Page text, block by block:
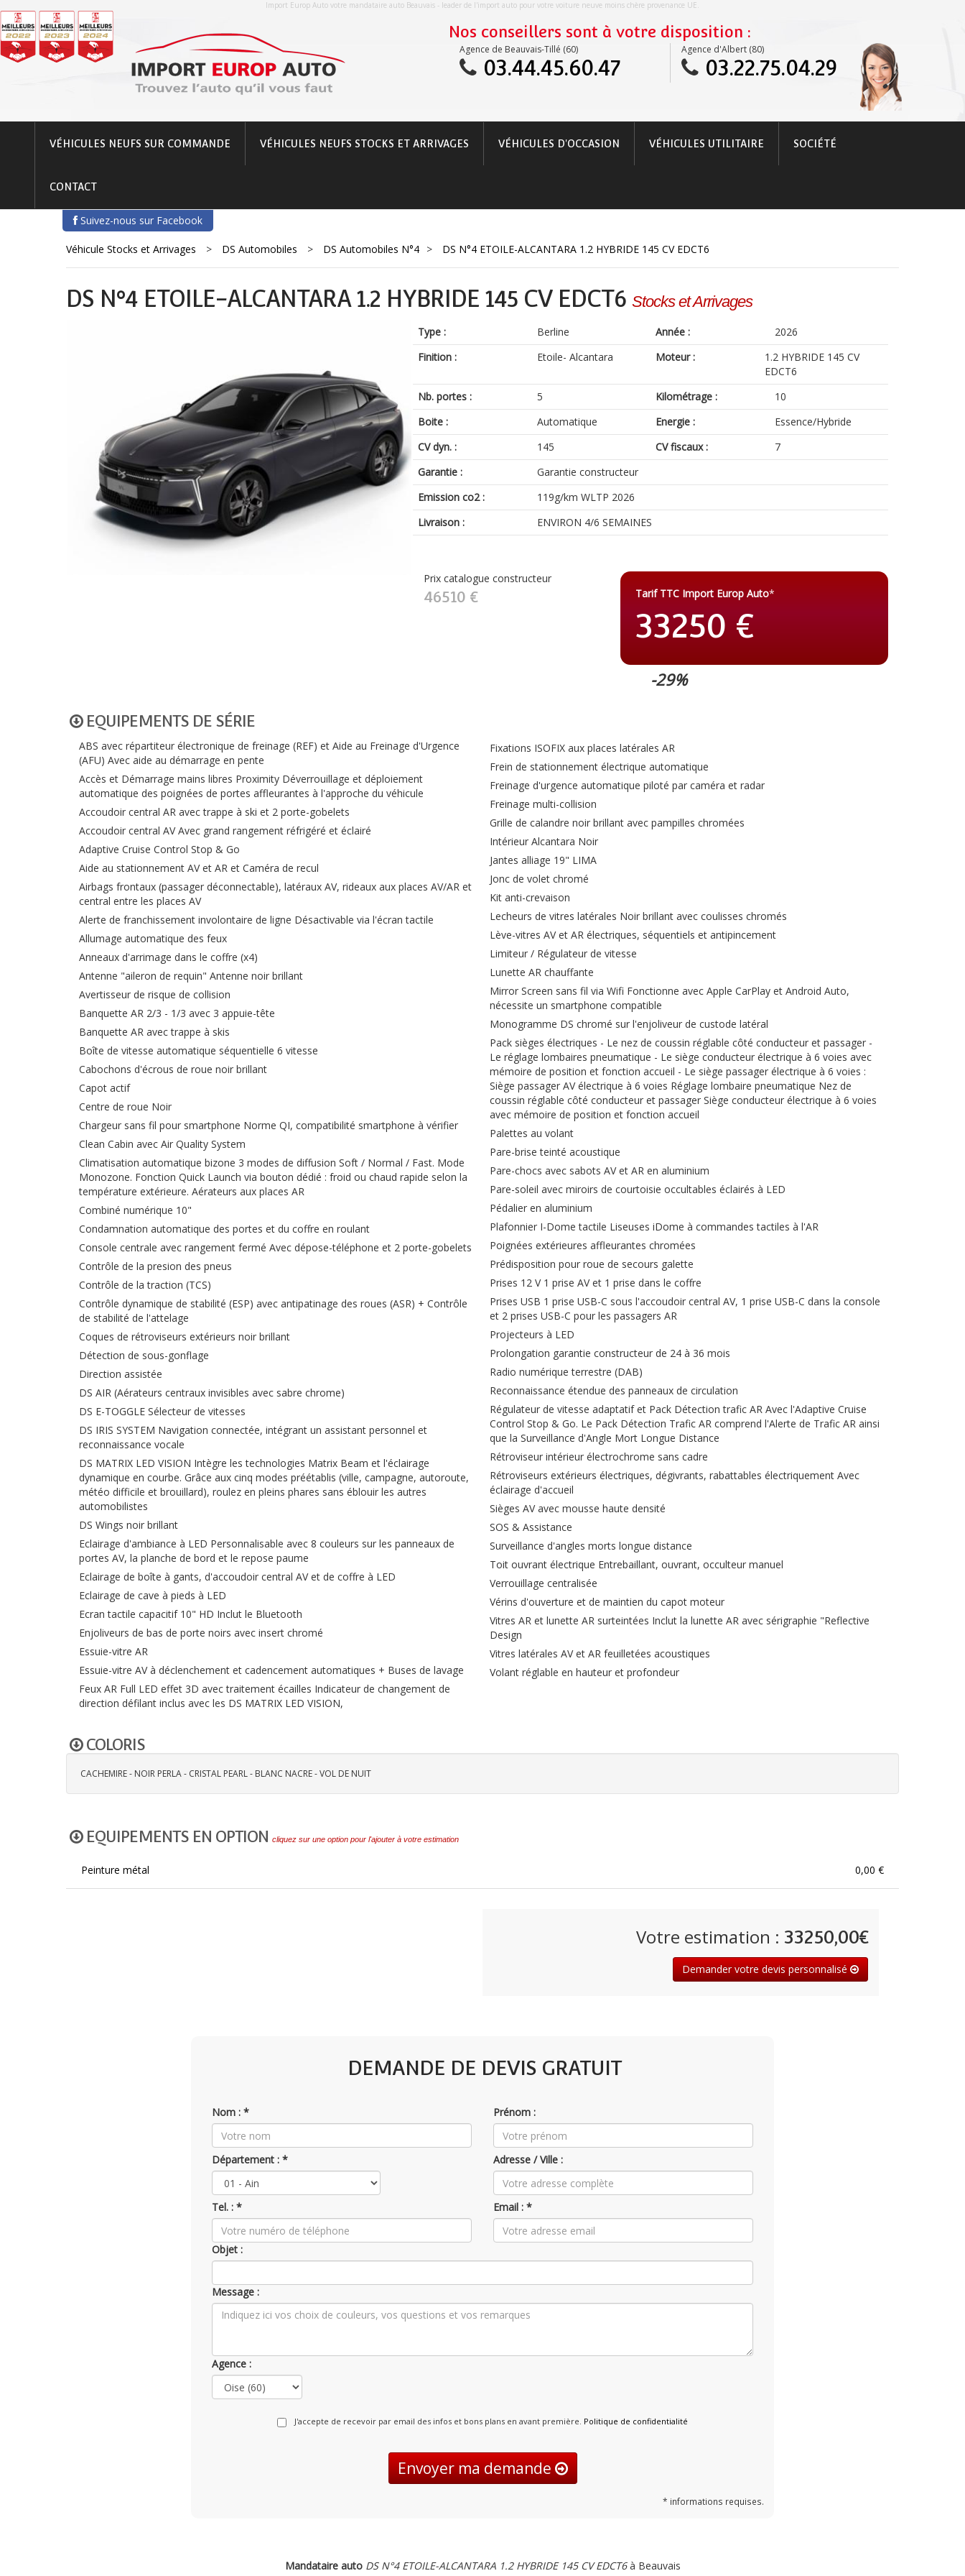
Import Europ Auto votre mandataire auto Beauvais - leader de l'import auto pour votre voiture neuve moins chère provenance UE.
Nos conseillers sont à votre disposition :
Agence de Beauvais-Tillé (60)
03.44.45.60.47
Agence d'Albert (80)
03.22.75.04.29
VÉHICULES NEUFS SUR COMMANDE VÉHICULES NEUFS STOCKS ET ARRIVAGES VÉHICULES D'OCCASION VÉHICULES UTILITAIRE SOCIÉTÉ
CONTACT
Suivez-nous sur Facebook
Véhicule Stocks et Arrivages > DS Automobiles > DS Automobiles N°4 > DS N°4 ETOILE-ALCANTARA 1.2 HYBRIDE 145 CV EDCT6
DS N°4 ETOILE-ALCANTARA 1.2 HYBRIDE 145 CV EDCT6 Stocks et Arrivages
Type : Berline Année :
2026
Finition :
Etoile- Alcantara Moteur :
1.2 HYBRIDE 145 CV
EDCT6
Nb. portes :
5 Kilométrage :
10
Boite :
Automatique Energie :
Essence/Hybride
CV dyn. :
145 CV fiscaux :
7
Garantie :
Garantie constructeur
Emission co2 :
119g/km WLTP 2026
Livraison :
ENVIRON 4/6 SEMAINES
Prix catalogue constructeur
46510 € Tarif TTC Import Europ Auto*
33250 €
-29%
EQUIPEMENTS DE SÉRIE
ABS avec répartiteur électronique de freinage (REF) et Aide au Freinage d'Urgence
(AFU) Avec aide au démarrage en pente
Accès et Démarrage mains libres Proximity Déverrouillage et déploiement
automatique des poignées de portes affleurantes à l'approche du véhicule
Accoudoir central AR avec trappe à ski et 2 porte-gobelets
Accoudoir central AV Avec grand rangement réfrigéré et éclairé
Adaptive Cruise Control Stop & Go
Aide au stationnement AV et AR et Caméra de recul
Airbags frontaux (passager déconnectable), latéraux AV, rideaux aux places AV/AR et
central entre les places AV
Alerte de franchissement involontaire de ligne Désactivable via l'écran tactile
Allumage automatique des feux
Anneaux d'arrimage dans le coffre (x4)
Antenne "aileron de requin" Antenne noir brillant
Avertisseur de risque de collision
Banquette AR 2/3 - 1/3 avec 3 appuie-tête
Banquette AR avec trappe à skis
Boîte de vitesse automatique séquentielle 6 vitesse
Cabochons d'écrous de roue noir brillant
Capot actif
Centre de roue Noir
Chargeur sans fil pour smartphone Norme QI, compatibilité smartphone à vérifier
Clean Cabin avec Air Quality System
Climatisation automatique bizone 3 modes de diffusion Soft / Normal / Fast. Mode
Monozone. Fonction Quick Launch via bouton dédié : froid ou chaud rapide selon la
température extérieure. Aérateurs aux places AR
Combiné numérique 10"
Condamnation automatique des portes et du coffre en roulant
Console centrale avec rangement fermé Avec dépose-téléphone et 2 porte-gobelets
Contrôle de la presion des pneus
Contrôle de la traction (TCS)
Contrôle dynamique de stabilité (ESP) avec antipatinage des roues (ASR) + Contrôle
de stabilité de l'attelage
Coques de rétroviseurs extérieurs noir brillant
Détection de sous-gonflage
Direction assistée
DS AIR (Aérateurs centraux invisibles avec sabre chrome)
DS E-TOGGLE Sélecteur de vitesses
DS IRIS SYSTEM Navigation connectée, intégrant un assistant personnel et
reconnaissance vocale
DS MATRIX LED VISION Intègre les technologies Matrix Beam et l'éclairage
dynamique en courbe. Grâce aux cinq modes préétablis (ville, campagne, autoroute,
météo difficile et brouillard), roulez en pleins phares sans éblouir les autres
automobilistes
DS Wings noir brillant
Eclairage d'ambiance à LED Personnalisable avec 8 couleurs sur les panneaux de
portes AV, la planche de bord et le repose paume
Eclairage de boîte à gants, d'accoudoir central AV et de coffre à LED
Eclairage de cave à pieds à LED
Ecran tactile capacitif 10" HD Inclut le Bluetooth
Enjoliveurs de bas de porte noirs avec insert chromé
Essuie-vitre AR
Essuie-vitre AV à déclenchement et cadencement automatiques + Buses de lavage
Feux AR Full LED effet 3D avec traitement écailles Indicateur de changement de
direction défilant inclus avec les DS MATRIX LED VISION,
Fixations ISOFIX aux places latérales AR
Frein de stationnement électrique automatique
Freinage d'urgence automatique piloté par caméra et radar
Freinage multi-collision
Grille de calandre noir brillant avec pampilles chromées
Intérieur Alcantara Noir
Jantes alliage 19" LIMA
Jonc de volet chromé
Kit anti-crevaison
Lecheurs de vitres latérales Noir brillant avec coulisses chromés
Lève-vitres AV et AR électriques, séquentiels et antipincement
Limiteur / Régulateur de vitesse
Lunette AR chauffante
Mirror Screen sans fil via Wifi Fonctionne avec Apple CarPlay et Android Auto,
nécessite un smartphone compatible
Monogramme DS chromé sur l'enjoliveur de custode latéral
Pack sièges électriques - Le nez de coussin réglable côté conducteur et passager -
Le réglage lombaires pneumatique - Le siège conducteur électrique à 6 voies avec
mémoire de position et fonction accueil - Le siège passager électrique à 6 voies :
Siège passager AV électrique à 6 voies Réglage lombaire pneumatique Nez de
coussin réglable côté conducteur et passager Siège conducteur électrique à 6 voies
avec mémoire de position et fonction accueil
Palettes au volant
Pare-brise teinté acoustique
Pare-chocs avec sabots AV et AR en aluminium
Pare-soleil avec miroirs de courtoisie occultables éclairés à LED
Pédalier en aluminium
Plafonnier I-Dome tactile Liseuses iDome à commandes tactiles à l'AR
Poignées extérieures affleurantes chromées
Prédisposition pour roue de secours galette
Prises 12 V 1 prise AV et 1 prise dans le coffre
Prises USB 1 prise USB-C sous l'accoudoir central AV, 1 prise USB-C dans la console
et 2 prises USB-C pour les passagers AR
Projecteurs à LED
Prolongation garantie constructeur de 24 à 36 mois
Radio numérique terrestre (DAB)
Reconnaissance étendue des panneaux de circulation
Régulateur de vitesse adaptatif et Pack Détection trafic AR Avec l'Adaptive Cruise
Control Stop & Go. Le Pack Détection Trafic AR comprend l'Alerte de Trafic AR ainsi
que la Surveillance d'Angle Mort Longue Distance
Rétroviseur intérieur électrochrome sans cadre
Rétroviseurs extérieurs électriques, dégivrants, rabattables électriquement Avec
éclairage d'accueil
Sièges AV avec mousse haute densité
SOS & Assistance
Surveillance d'angles morts longue distance
Toit ouvrant électrique Entrebaillant, ouvrant, occulteur manuel
Verrouillage centralisée
Vérins d'ouverture et de maintien du capot moteur
Vitres AR et lunette AR surteintées Inclut la lunette AR avec sérigraphie "Reflective
Design
Vitres latérales AV et AR feuilletées acoustiques
Volant réglable en hauteur et profondeur
COLORIS
CACHEMIRE - NOIR PERLA - CRISTAL PEARL - BLANC NACRE - VOL DE NUIT
EQUIPEMENTS EN OPTION cliquez sur une option pour l'ajouter à votre estimation
Peinture métal 0,00 €
Votre estimation : 33250,00€
Demander votre devis personnalisé
DEMANDE DE DEVIS GRATUIT
Nom : * Prénom :
Département : * Adresse / Ville :
Tel. : * Email : *
Objet :
Message :
Agence :
J'accepte de recevoir par email des infos et bons plans en avant première. Politique de confidentialité
Envoyer ma demande
* informations requises.
Mandataire auto DS N°4 ETOILE-ALCANTARA 1.2 HYBRIDE 145 CV EDCT6à Beauvais